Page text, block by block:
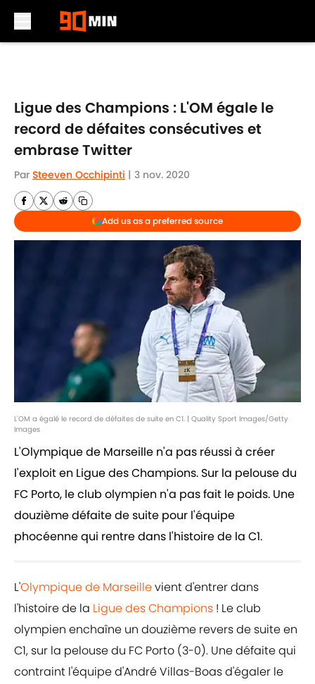
Ligue des Champions : L'OM égale le
record de défaites consécutives et
embrase Twitter
Par Steeven Occhipinti | 3 nov. 2020
Add us as a preferred source
L'OM a égalé le record de défaites de suite en C1. | Quality Sport Images/Getty
Images
L'Olympique de Marseille n'a pas réussi à créer
l'exploit en Ligue des Champions. Sur la pelouse du
FC Porto, le club olympien n'a pas fait le poids. Une
douzième défaite de suite pour l'équipe
phocéenne qui rentre dans l'histoire de la C1.
L'Olympique de Marseillevient d'entrer dans
l'histoire de la Ligue des Champions ! Le club
olympien enchaîne un douzième revers de suite en
C1, sur la pelouse du FC Porto (3-0). Une défaite qui
contraint l'équipe d'André Villas-Boas d'égaler le